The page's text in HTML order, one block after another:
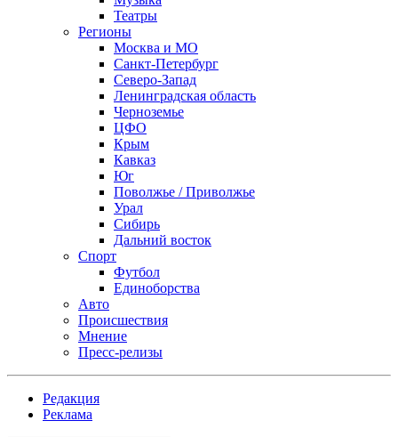
Театры
Регионы
Москва и МО
Санкт-Петербург
Северо-Запад
Ленинградская область
Черноземье
ЦФО
Крым
Кавказ
Юг
Поволжье / Приволжье
Урал
Сибирь
Дальний восток
Спорт
Футбол
Единоборства
Авто
Происшествия
Мнение
Пресс-релизы
Редакция
Реклама